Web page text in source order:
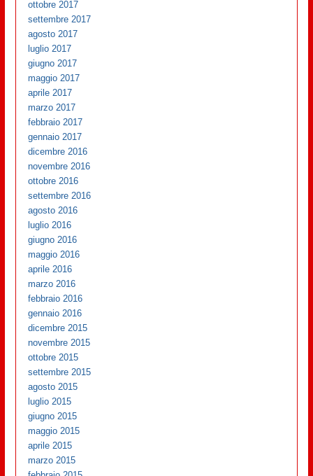
ottobre 2017
settembre 2017
agosto 2017
luglio 2017
giugno 2017
maggio 2017
aprile 2017
marzo 2017
febbraio 2017
gennaio 2017
dicembre 2016
novembre 2016
ottobre 2016
settembre 2016
agosto 2016
luglio 2016
giugno 2016
maggio 2016
aprile 2016
marzo 2016
febbraio 2016
gennaio 2016
dicembre 2015
novembre 2015
ottobre 2015
settembre 2015
agosto 2015
luglio 2015
giugno 2015
maggio 2015
aprile 2015
marzo 2015